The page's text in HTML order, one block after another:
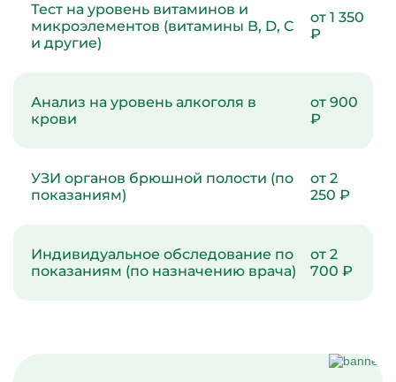
Тест на уровень витаминов и
микроэлементов (витамины B, D, C
и другие)
от 1 350
₽
Анализ на уровень алкоголя в
крови
от 900
₽
УЗИ органов брюшной полости (по
показаниям)
от 2
250 ₽
Индивидуальное обследование по
показаниям (по назначению врача)
от 2
700 ₽